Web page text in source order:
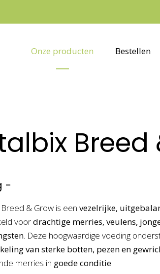
Onze producten Bestellen
Breed
-
& Grow is een vezelrijke,
voordrachtige merries, veulens,
. Deze hoogwaardige voeding
van sterke botten, pezen en
merries in goede conditie.